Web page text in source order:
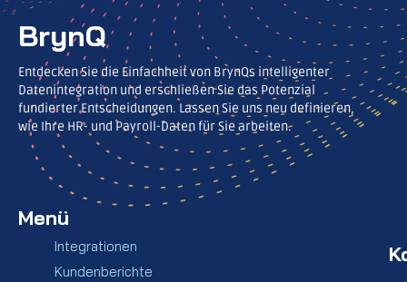
BrynQ
Entdecken Sie die Einfachheit von BrynQs intelligenter
Datenintegration und erschließen Sie das Potenzial
fundierter Entscheidungen. Lassen Sie uns neu definieren,
wie Ihre HR- und Payroll-Daten für Sie arbeiten.
Menü
Integrationen
Kundenberichte